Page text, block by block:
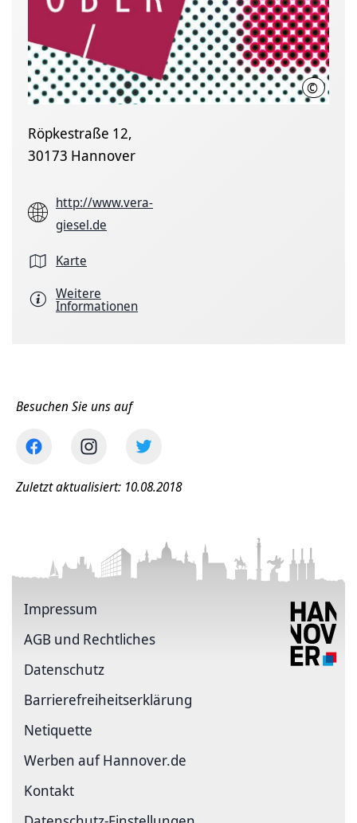
©
Röpkestraße 12,
30173 Hannover
http://www.vera-
giesel.de
Karte
Weitere
Informationen
Besuchen Sie uns auf
Zuletzt aktualisiert: 10.08.2018
Impressum
AGB und Rechtliches
Datenschutz
Barriere­freiheits­erklärung
Netiquette
Werben auf Hannover.de
Kontakt